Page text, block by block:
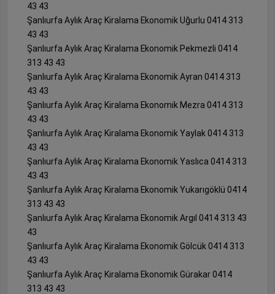
43 43
Şanlıurfa Aylık Araç Kiralama Ekonomik Uğurlu 0414 313
43 43
Şanlıurfa Aylık Araç Kiralama Ekonomik Pekmezli 0414
313 43 43
Şanlıurfa Aylık Araç Kiralama Ekonomik Ayran 0414 313
43 43
Şanlıurfa Aylık Araç Kiralama Ekonomik Mezra 0414 313
43 43
Şanlıurfa Aylık Araç Kiralama Ekonomik Yaylak 0414 313
43 43
Şanlıurfa Aylık Araç Kiralama Ekonomik Yaslıca 0414 313
43 43
Şanlıurfa Aylık Araç Kiralama Ekonomik Yukarıgöklü 0414
313 43 43
Şanlıurfa Aylık Araç Kiralama Ekonomik Argıl 0414 313 43
43
Şanlıurfa Aylık Araç Kiralama Ekonomik Gölcük 0414 313
43 43
Şanlıurfa Aylık Araç Kiralama Ekonomik Gürakar 0414
313 43 43